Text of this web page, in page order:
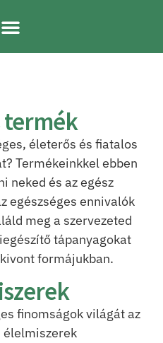
termék
életerős és fiatalos
Termékeinkkel ebben
neked és az egész
egészséges ennivalók
meg a szervezeted
tápanyagokat
formájukban.
finomságok világát az
élelmiszerek